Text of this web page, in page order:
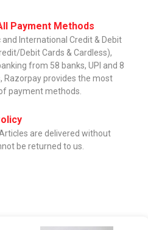
Payment Methods
International Credit & Debit
Debit Cards & Cardless),
from 58 banks, UPI and 8
Razorpay provides the most
payment methods.
are delivered without
be returned to us.